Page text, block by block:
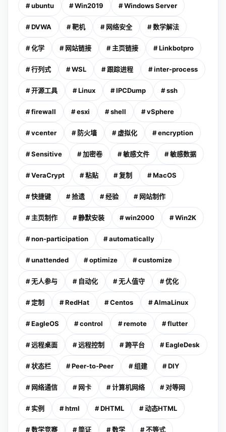
# ubuntu # Win2019 # Windows Server
# DVWA # 靶机 # 网络安全 # 数学解法
# 化学 # 网站链接 # 主页链接 # Linkbotpro
# 行列式 # WSL # 跟踪进程 # inter-process
# 开源工具 # Linux # IPCDump # ssh
# firewall # esxi # shell # vSphere
# vcenter # 防火墙 # 虚拟化 # encryption
# Sensitive # 加密卷 # 敏感文件 # 敏感数据
# VeraCrypt # 粘贴 # 复制 # MacOS
# 快捷键 # 拾遗 # 经验 # 网站制作
# 主页制作 # 静默安装 # win2000 # Win2K
# non-participation # automatically
# unattended # optimize # customize
# 无人参与 # 自动化 # 无人值守 # 优化
# 定制 # RedHat # Centos # AlmaLinux
# EagleOS # control # remote # flutter
# 远程桌面 # 远程控制 # 跨平台 # EagleDesk
# 状态栏 # Peer-to-Peer # 组建 # DIY
# 网络通信 # 网卡 # 计算机网络 # 对等网
# 实例 # html # DHTML # 动态HTML
# 数学竞赛 # 简证 # 数学 # 不等式